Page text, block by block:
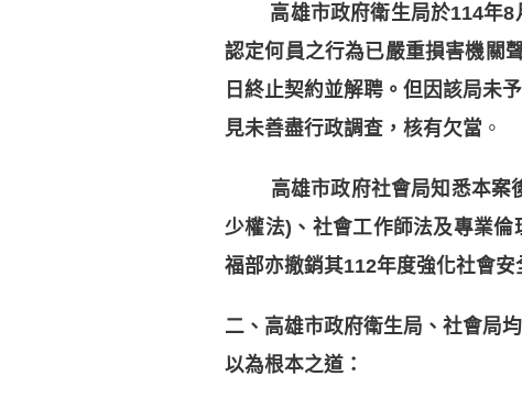
高雄市政府衛生局於114年
認定何員之行為已嚴重損害機關
日終止契約並解聘。但因該局未
見未善盡行政調查，核有欠當 。
高雄市政府社會局知悉本案
少權法)、社會工作師法及專業
福部亦撤銷其112年度強化社會安
二、高雄市政府衛生局、社會局
以為根本之道：